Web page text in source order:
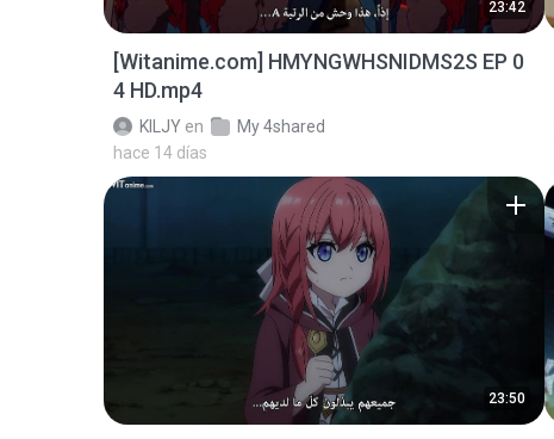
23:42
[Witanime.com] HMYNGWHSNIDMS2S EP 0
4 HD.mp4
KILJY en
My 4shared
hace 14 días
23:50